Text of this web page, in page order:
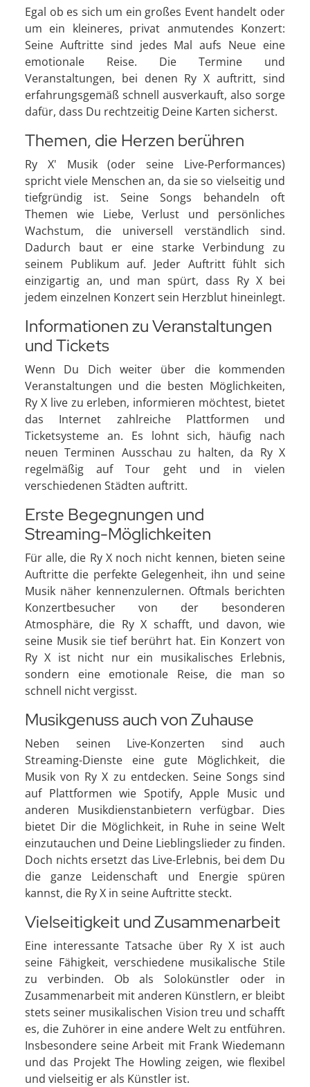
Egal ob es sich um ein großes Event handelt oder
um ein kleineres, privat anmutendes Konzert:
Seine Auftritte sind jedes Mal aufs Neue eine
emotionale Reise. Die Termine und
Veranstaltungen, bei denen Ry X auftritt, sind
erfahrungsgemäß schnell ausverkauft, also sorge
dafür, dass Du rechtzeitig Deine Karten sicherst.
Themen, die Herzen berühren
Ry X' Musik (oder seine Live-Performances)
spricht viele Menschen an, da sie so vielseitig und
tiefgründig ist. Seine Songs behandeln oft
Themen wie Liebe, Verlust und persönliches
Wachstum, die universell verständlich sind.
Dadurch baut er eine starke Verbindung zu
seinem Publikum auf. Jeder Auftritt fühlt sich
einzigartig an, und man spürt, dass Ry X bei
jedem einzelnen Konzert sein Herzblut hineinlegt.
Informationen zu Veranstaltungen
und Tickets
Wenn Du Dich weiter über die kommenden
Veranstaltungen und die besten Möglichkeiten,
Ry X live zu erleben, informieren möchtest, bietet
das Internet zahlreiche Plattformen und
Ticketsysteme an. Es lohnt sich, häufig nach
neuen Terminen Ausschau zu halten, da Ry X
regelmäßig auf Tour geht und in vielen
verschiedenen Städten auftritt.
Erste Begegnungen und
Streaming-Möglichkeiten
Für alle, die Ry X noch nicht kennen, bieten seine
Auftritte die perfekte Gelegenheit, ihn und seine
Musik näher kennenzulernen. Oftmals berichten
Konzertbesucher von der besonderen
Atmosphäre, die Ry X schafft, und davon, wie
seine Musik sie tief berührt hat. Ein Konzert von
Ry X ist nicht nur ein musikalisches Erlebnis,
sondern eine emotionale Reise, die man so
schnell nicht vergisst.
Musikgenuss auch von Zuhause
Neben seinen Live-Konzerten sind auch
Streaming-Dienste eine gute Möglichkeit, die
Musik von Ry X zu entdecken. Seine Songs sind
auf Plattformen wie Spotify, Apple Music und
anderen Musikdienstanbietern verfügbar. Dies
bietet Dir die Möglichkeit, in Ruhe in seine Welt
einzutauchen und Deine Lieblingslieder zu finden.
Doch nichts ersetzt das Live-Erlebnis, bei dem Du
die ganze Leidenschaft und Energie spüren
kannst, die Ry X in seine Auftritte steckt.
Vielseitigkeit und Zusammenarbeit
Eine interessante Tatsache über Ry X ist auch
seine Fähigkeit, verschiedene musikalische Stile
zu verbinden. Ob als Solokünstler oder in
Zusammenarbeit mit anderen Künstlern, er bleibt
stets seiner musikalischen Vision treu und schafft
es, die Zuhörer in eine andere Welt zu entführen.
Insbesondere seine Arbeit mit Frank Wiedemann
und das Projekt The Howling zeigen, wie flexibel
und vielseitig er als Künstler ist.